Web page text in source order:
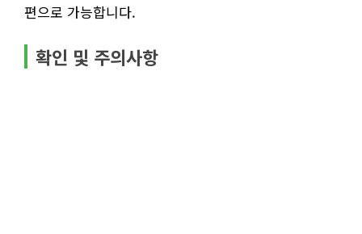
편으로 가능합니다.
확인 및 주의사항